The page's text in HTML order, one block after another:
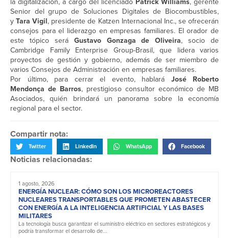
Senior del grupo de Soluciones Digitales de Biocombustibles,
yTara Vigil, presidente de Katzen Internacional Inc., se ofrecerán
consejos para el liderazgo en empresas familiares. El orador de
este tópico será Gustavo Gonzaga de Oliveira, socio de
Cambridge Family Enterprise Group-Brasil, que lidera varios
proyectos de gestión y gobierno, además de ser miembro de
varios Consejos de Administración en empresas familiares.
Por último, para cerrar el evento, hablará José Roberto
Mendonça de Barros, prestigioso consultor económico de MB
Asociados, quién brindará un panorama sobre la economía
regional para el sector.
Compartir nota:
Twitter LinkedIn WhatsApp Facebook
Noticias relacionadas:
1 agosto, 2026
ENERGÍA NUCLEAR: CÓMO SON LOS MICROREACTORES
NUCLEARES TRANSPORTABLES QUE PROMETEN ABASTECER
CON ENERGÍA A LA INTELIGENCIA ARTIFICIAL Y LAS BASES
MILITARES
La tecnología busca garantizar el suministro eléctrico en sectores estratégicos y
podría transformar el desarrollo de...